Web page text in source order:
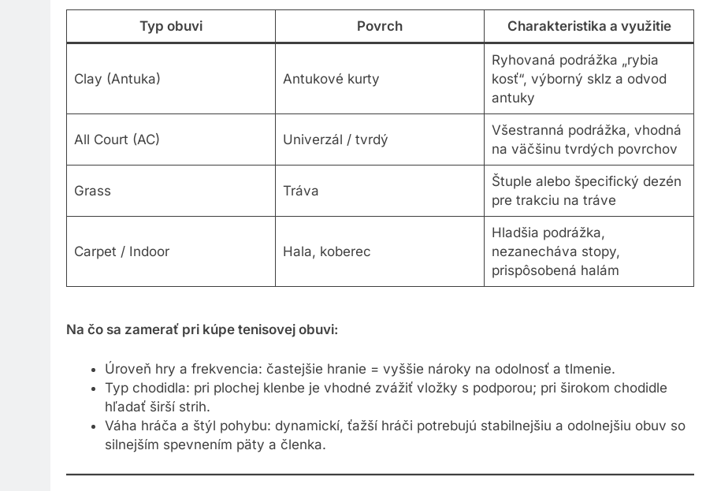
Typ obuvi Povrch Charakteristika a využitie
Clay (Antuka) Antukové kurty
Ryhovaná podrážka „rybia
kosť“, výborný sklz a odvod
antuky
All Court (AC) Univerzál / tvrdý
Všestranná podrážka, vhodná
na väčšinu tvrdých povrchov
Grass Tráva
Štuple alebo špecifický dezén
pre trakciu na tráve
Carpet / Indoor Hala, koberec
Hladšia podrážka,
nezanecháva stopy,
prispôsobená halám
Na čo sa zamerať pri kúpe tenisovej obuvi:
Úroveň hry a frekvencia: častejšie hranie = vyššie nároky na odolnosť a tlmenie.
Typ chodidla: pri plochej klenbe je vhodné zvážiť vložky s podporou; pri širokom chodidle
hľadať širší strih.
Váha hráča a štýl pohybu: dynamickí, ťažší hráči potrebujú stabilnejšiu a odolnejšiu obuv so
silnejším spevnením päty a členka.